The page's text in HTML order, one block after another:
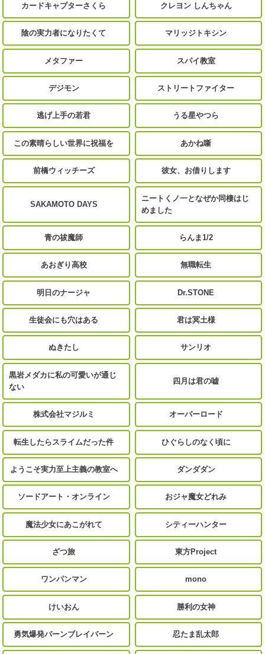
カードキャプターさくら クレヨン しんちゃん
陰の実力者になりたくて マリッジトキシン
メタファー スパイ教室
デジモン ストリートファイター
逃げ上手の若君 うる星やつら
この素晴らしい世界に祝福を あかね噺
前橋ウィッチーズ 彼女、お借りします
SAKAMOTO DAYS
ニートくノ一となぜか同棲はじ
めました
青の祓魔師 らんま1/2
あおぎり高校 無職転生
明日のナージャ Dr.STONE
生徒会にも穴はある 君は冥土様
ぬきたし サンリオ
黒岩メダカに私の可愛いが通じ
ない
四月は君の嘘
株式会社マジルミ オーバーロード
転生したらスライムだった件 ひぐらしのなく頃に
ようこそ実力至上主義の教室へ ダンダダン
ソードアート・オンライン おジャ魔女どれみ
魔法少女にあこがれて シティーハンター
ざつ旅 東方Project
ワンパンマン mono
けいおん 勝利の女神
勇気爆発バーンブレイバーン 忍たま乱太郎